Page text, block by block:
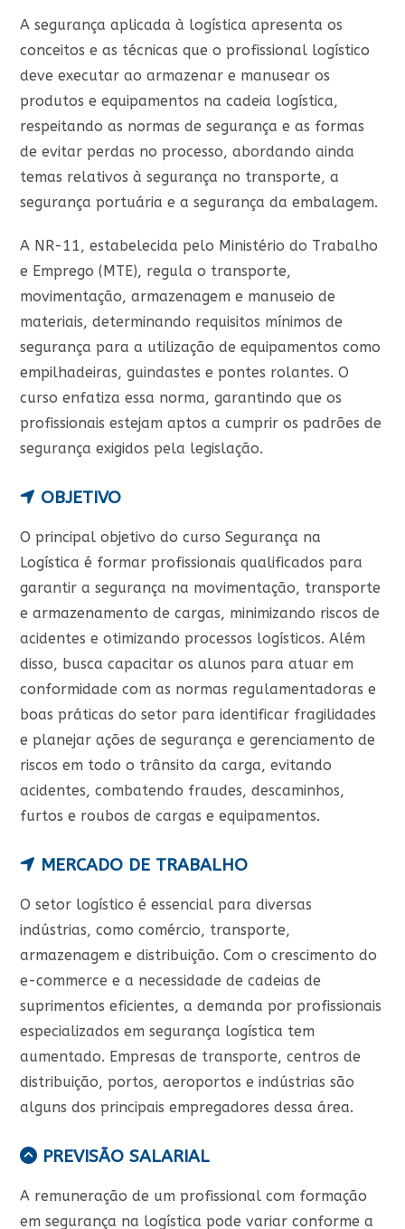
A segurança aplicada à logística apresenta os
conceitos e as técnicas que o profissional logístico
deve executar ao armazenar e manusear os
produtos e equipamentos na cadeia logística,
respeitando as normas de segurança e as formas
de evitar perdas no processo, abordando ainda
temas relativos à segurança no transporte, a
segurança portuária e a segurança da embalagem.
A NR-11, estabelecida pelo Ministério do Trabalho
e Emprego (MTE), regula o transporte,
movimentação, armazenagem e manuseio de
materiais, determinando requisitos mínimos de
segurança para a utilização de equipamentos como
empilhadeiras, guindastes e pontes rolantes. O
curso enfatiza essa norma, garantindo que os
profissionais estejam aptos a cumprir os padrões de
segurança exigidos pela legislação.
OBJETIVO
O principal objetivo do curso Segurança na
Logística é formar profissionais qualificados para
garantir a segurança na movimentação, transporte
e armazenamento de cargas, minimizando riscos de
acidentes e otimizando processos logísticos. Além
disso, busca capacitar os alunos para atuar em
conformidade com as normas regulamentadoras e
boas práticas do setor para identificar fragilidades
e planejar ações de segurança e gerenciamento de
riscos em todo o trânsito da carga, evitando
acidentes, combatendo fraudes, descaminhos,
furtos e roubos de cargas e equipamentos.
MERCADO DE TRABALHO
O setor logístico é essencial para diversas
indústrias, como comércio, transporte,
armazenagem e distribuição. Com o crescimento do
e-commerce e a necessidade de cadeias de
suprimentos eficientes, a demanda por profissionais
especializados em segurança logística tem
aumentado. Empresas de transporte, centros de
distribuição, portos, aeroportos e indústrias são
alguns dos principais empregadores dessa área.
PREVISÃO SALARIAL
A remuneração de um profissional com formação
em segurança na logística pode variar conforme a